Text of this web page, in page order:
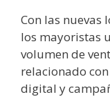
Con las nuevas
los mayoristas
volumen de
relacionado
digital y